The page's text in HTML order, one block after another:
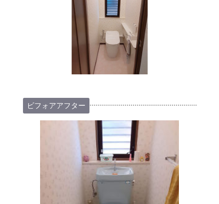
ビフォアアフター